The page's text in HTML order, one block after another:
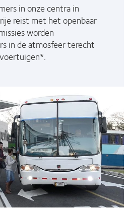
in onze centra in
reist met het openbaar
worden
in de atmosfeer terecht